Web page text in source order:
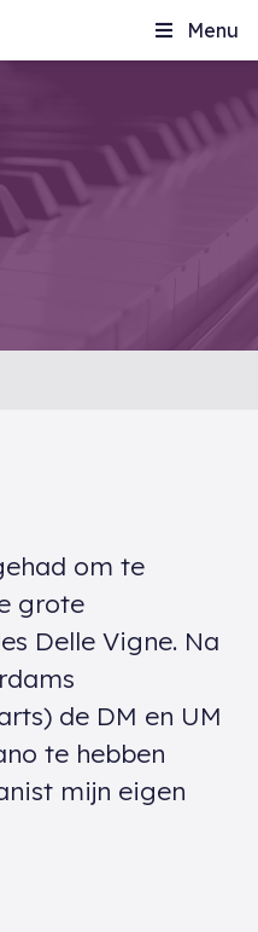
Menu
om te
grote
Delle Vigne. Na
de DM en UM
te hebben
mijn eigen